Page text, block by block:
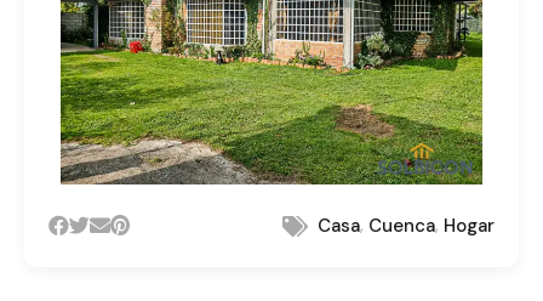
Casa, Cuenca, Hogar